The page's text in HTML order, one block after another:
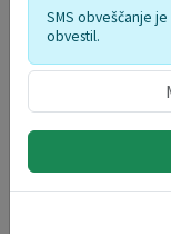
10
17
18
SMS obveščanje
obvestil.